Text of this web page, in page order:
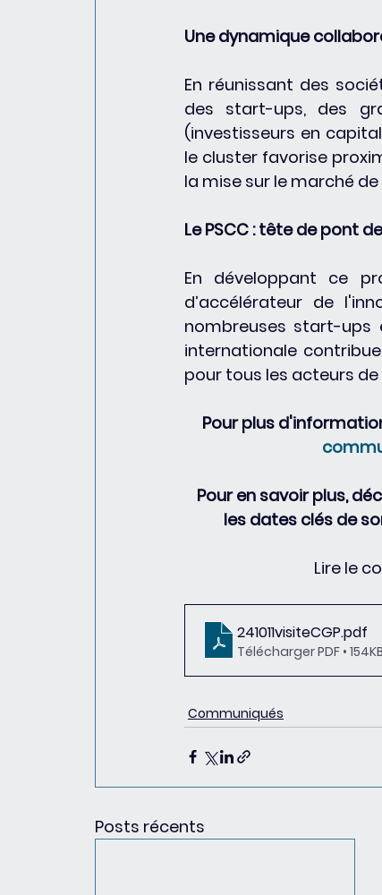
Une dynamique
En réunissant des
des start-ups, des
(investisseurs en
le cluster favorise
la mise sur le marché
Le PSCC : tête de pont
En développant ce
d’accélérateur de
nombreuses start-ups
internationale
pour tous les acteurs
Pour plus
Pour en savoir plus,
les dates clés de
Lire le
241011visiteCGP.pdf
Télécharger PDF • 154KB
Communiqués
Posts récents